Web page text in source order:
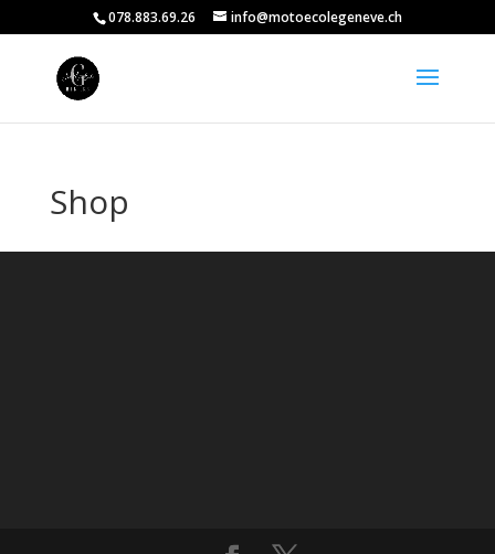
078.883.69.26 info@motoecolegeneve.ch
Shop